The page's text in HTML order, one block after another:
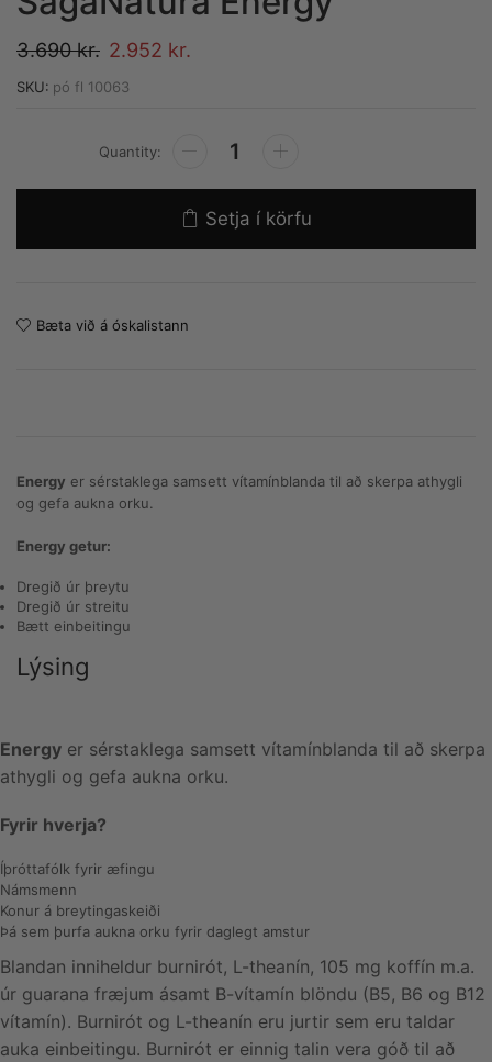
3.690kr. 2.952 kr.
SKU: pó fl 10063
Setja í körfu
Alternative:
Bæta við á óskalistann
Energy er sérstaklega samsett vítamínblanda til að skerpa athygli
og gefa aukna orku.
Energy getur:
Dregið úr þreytu
Dregið úr streitu
Bætt einbeitingu
Lýsing
Energy er sérstaklega samsett vítamínblanda til að skerpa
athygli og gefa aukna orku.
Fyrir hverja?
Íþróttafólk fyrir æfingu
Námsmenn
Konur á breytingaskeiði
Þá sem þurfa aukna orku fyrir daglegt amstur
Blandan inniheldur burnirót, L-theanín, 105 mg koffín m.a.
úr guarana fræjum ásamt B-vítamín blöndu (B5, B6 og B12
vítamín). Burnirót og L-theanín eru jurtir sem eru taldar
auka einbeitingu. Burnirót er einnig talin vera góð til að